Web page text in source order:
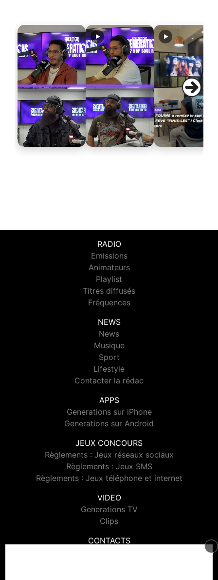
RADIO
Emissions
Animateurs
Playlist
Titres diffusés
Fréquences
NEWS
News
Musique
Sport
Lifestyle
Contacter la rédac
APPS
Generations sur iPhone
Generations sur Android
JEUX CONCOURS
Règlements : Jeux réseaux sociaux
Règlements : Jeux SMS
Règlements : Jeux téléphone et internet
VIDEO
Generations TV
Clips
CONTACTS